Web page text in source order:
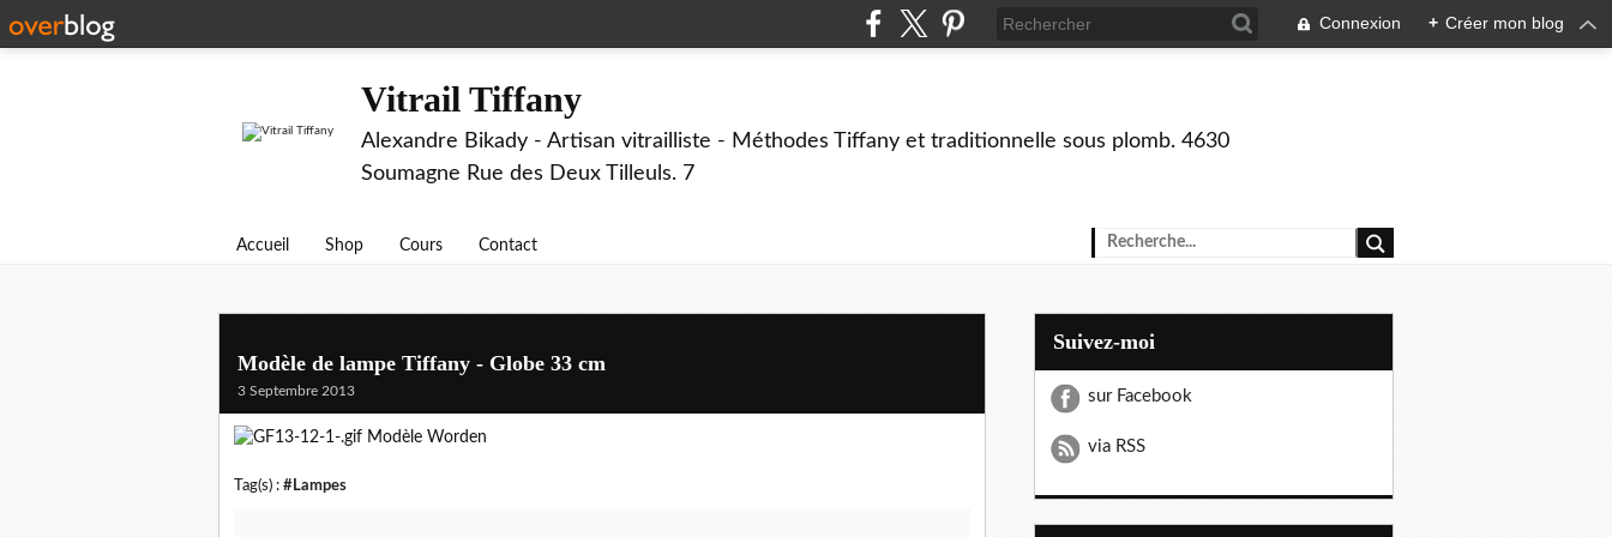
Connexion + Créer mon blog
Vitrail Tiffany
Alexandre Bikady - Artisan vitrailliste - Méthodes Tiffany et traditionnelle sous plomb. 4630
Soumagne Rue des Deux Tilleuls. 7
Accueil Shop Cours Contact
Modèle de lampe Tiffany - Globe 33 cm
3 Septembre 2013
Modèle Worden
Tag(s) : #Lampes
Suivez-moi
sur Facebook
via RSS